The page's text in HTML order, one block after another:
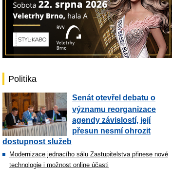
Politika
Senát otevřel debatu o
významu reorganizace
agendy závislostí, její
přesun nesmí ohrozit
dostupnost služeb
Modernizace jednacího sálu Zastupitelstva přinese nové
technologie i možnost online účasti